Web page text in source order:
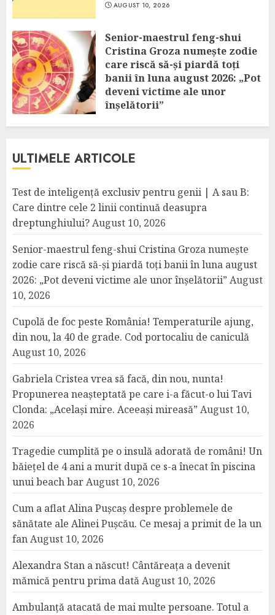
AUGUST 10, 2026
Senior-maestrul feng-shui
Cristina Groza numește zodie
care riscă să-și piardă toți
banii în luna august 2026: „Pot
deveni victime ale unor
înșelătorii”
ULTIMELE ARTICOLE
Test de inteligență exclusiv pentru genii | A sau B:
Care dintre cele 2 linii continuă deasupra
dreptunghiului?August 10, 2026
Senior-maestrul feng-shui Cristina Groza numește
zodie care riscă să-și piardă toți banii în luna august
2026: „Pot deveni victime ale unor înșelătorii” August
10, 2026
Cupolă de foc peste România! Temperaturile ajung,
din nou, la 40 de grade. Cod portocaliu de caniculă
August 10, 2026
Gabriela Cristea vrea să facă, din nou, nunta!
Propunerea neașteptată pe care i-a făcut-o lui Tavi
Clonda: „Același mire. Aceeași mireasă” August 10,
2026
Tragedie cumplită pe o insulă adorată de români! Un
băiețel de 4 ani a murit după ce s-a înecat în piscina
unui beach barAugust 10, 2026
Cum a aflat Alina Pușcaș despre problemele de
sănătate ale Alinei Pușcău. Ce mesaj a primit de la un
fanAugust 10, 2026
Alexandra Stan a născut! Cântăreața a devenit
mămică pentru prima datăAugust 10, 2026
Ambulanță atacată de mai multe persoane. Totul a